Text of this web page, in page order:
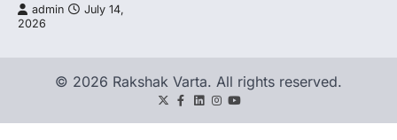
admin
July 14,
2026
© 2026 Rakshak Varta. All rights reserved.
TwitterFacebook
LinkedIn
Instagram
youtube